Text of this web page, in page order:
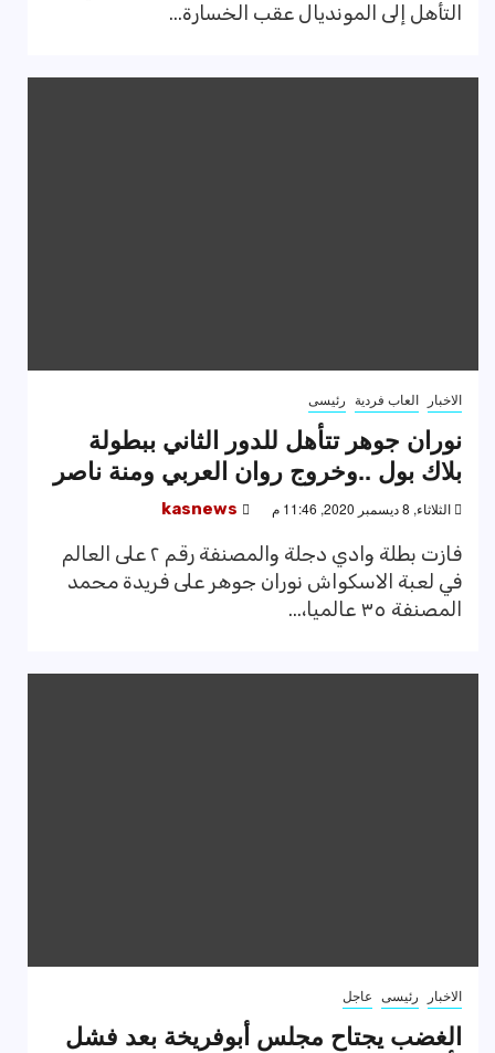
التأهل إلى المونديال عقب الخسارة...
الاخبار العاب فردية رئيسى
نوران جوهر تتأهل للدور الثاني ببطولة
بلاك بول ..وخروج روان العربي ومنة ناصر
الثلاثاء, 8 ديسمبر 2020, 11:46 م kasnews
فازت بطلة وادي دجلة والمصنفة رقم ٢ على العالم
في لعبة الاسكواش نوران جوهر على فريدة محمد
المصنفة ٣٥ عالميا،...
الاخبار رئيسى عاجل
الغضب يجتاح مجلس أبوفريخة بعد فشل